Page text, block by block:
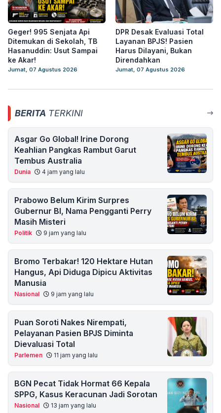
Geger! 995 Senjata Api
Ditemukan di Sekolah, TB
Hasanuddin: Usut Sampai
ke Akar!
Jumat, 07 Agustus 2026
DPR Desak Evaluasi Total
Layanan BPJS! Pasien
Harus Dilayani, Bukan
Direndahkan
Jumat, 07 Agustus 2026
BERITA TERKINI
Asgar Go Global! Irine Dorong
Keahlian Pangkas Rambut Garut
Tembus Australia
Dunia 4 jam yang lalu
Prabowo Belum Kirim Surpres
Gubernur BI, Nama Pengganti Perry
Masih Misteri
Politik 9 jam yang lalu
Bromo Terbakar! 120 Hektare Hutan
Hangus, Api Diduga Dipicu Aktivitas
Manusia
Nasional 9 jam yang lalu
Puan Soroti Nakes Nirempati,
Pelayanan Pasien BPJS Diminta
Dievaluasi Total
Parlemen 11 jam yang lalu
BGN Pecat Tidak Hormat 66 Kepala
SPPG, Kasus Keracunan Jadi Sorotan
Nasional 13 jam yang lalu